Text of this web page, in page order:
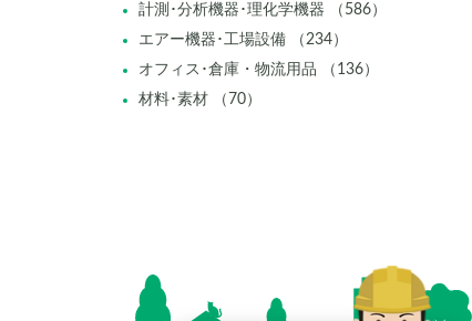
計測･分析機器･理化学機器 （586）
エアー機器･工場設備 （234）
オフィス･倉庫・物流用品 （136）
材料･素材 （70）